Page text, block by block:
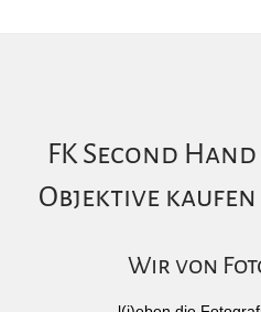
FK Second
Objektive
Wir von